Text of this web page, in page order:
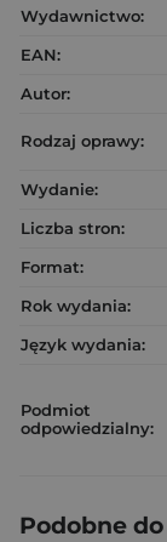
Wydawnictwo:
EAN:
Autor:
Rodzaj oprawy:
Wydanie:
Liczba stron:
Format:
Rok wydania:
Język wydania:
Podmiot
odpowiedzialny:
Podobne